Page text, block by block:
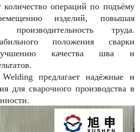
количество операций по подъёму
изделий, повышая
труда.
положения сварки
качества шва и
предлагает надёжные и
для сварочного производства в